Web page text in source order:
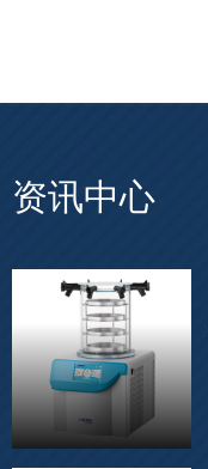
资讯中心